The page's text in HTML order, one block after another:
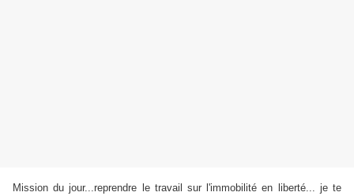
Mission du jour...reprendre le travail sur l'immobilité en liberté... je te